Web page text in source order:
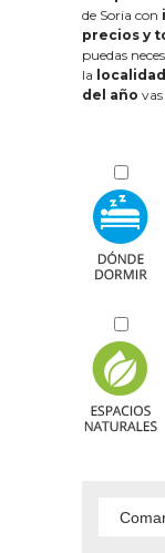
de Soria con
precios y
puedas
la localidad
del año